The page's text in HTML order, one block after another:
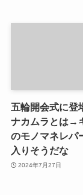
五輪開会式に登
ナカムラとは→
のモノマネレパ
入りそうだな
2024年7月27日